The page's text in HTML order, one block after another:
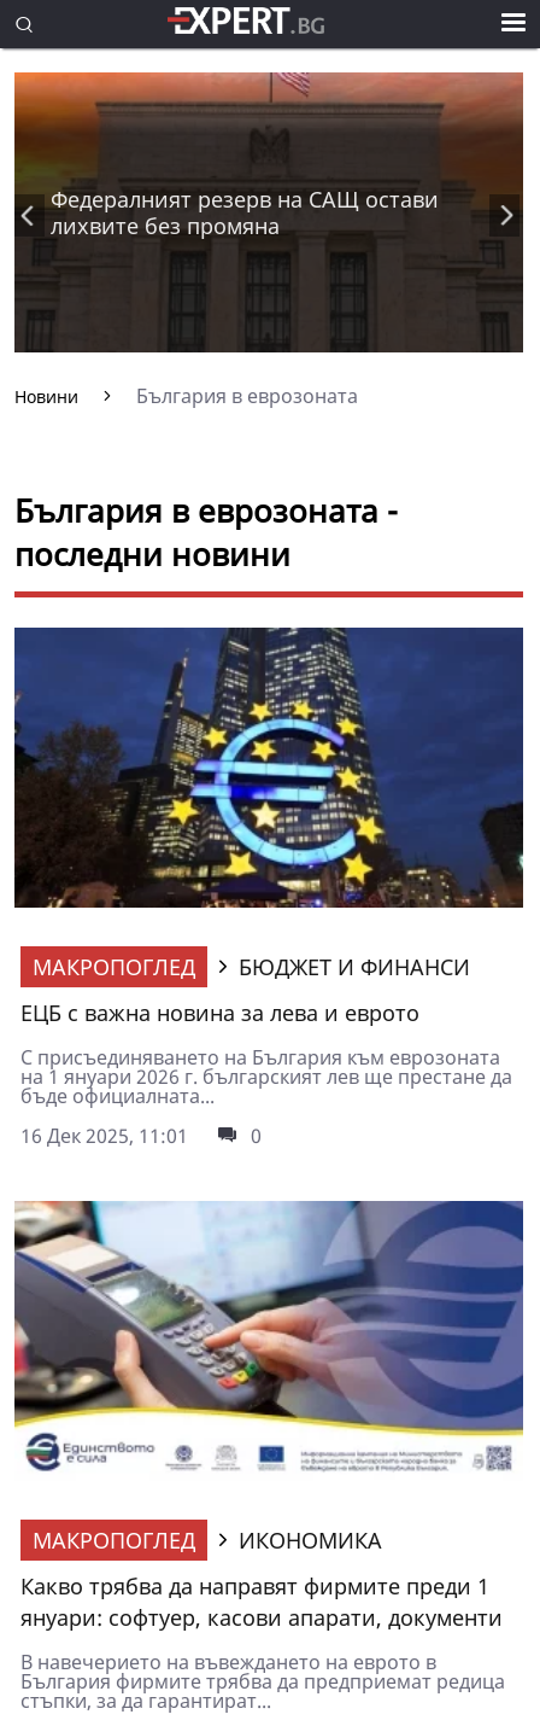
Федералният резерв на САЩ остави
лихвите без промяна
Новини България в еврозоната
България в еврозоната -
последни новини
МАКРОПОГЛЕД
БЮДЖЕТ И ФИНАНСИ
ЕЦБ с важна новина за лева и еврото
С присъединяването на България към еврозоната
на 1 януари 2026 г. българският лев ще престане да
бъде официалната...
16 Дек 2025, 11:01
0
МАКРОПОГЛЕД
ИКОНОМИКА
Какво трябва да направят фирмите преди 1
януари: софтуер, касови апарати, документи
В навечерието на въвеждането на еврото в
България фирмите трябва да предприемат редица
стъпки, за да гарантират...